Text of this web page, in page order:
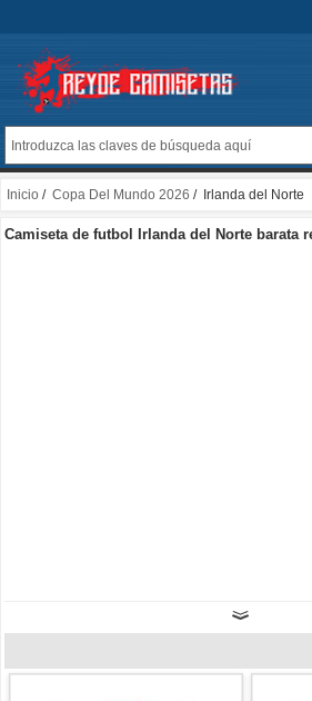
Inicio / Copa Del Mundo 2026 / Irlanda del Norte
Camiseta de futbol Irlanda del Norte barata